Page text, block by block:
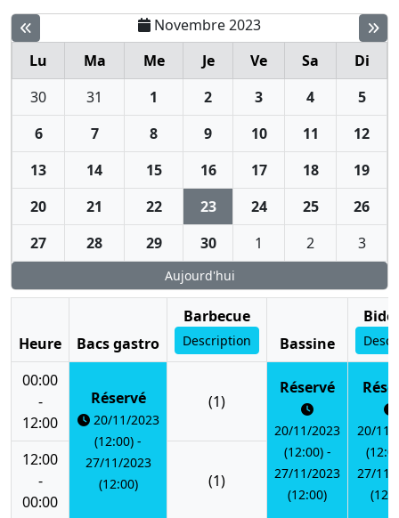
Novembre 2023
Lu
Ma Me Je Ve Sa
Di
30
31 1 2 3 4
5
6
7 8 9 10 11
12
13
14 15 16 17 18
19
20
21 22 23 24 25
26
27
28 29 30 1 2 3
Aujourd'hui
Heure Bacs gastro
Barbecue
Description Bassine
00:00
-
12:00
Réservé
20/11/2023
(12:00) -
27/11/2023
(12:00)
(1)
Réservé
20/11/2023
(12:00) -
27/11/2023
(12:00)
20/11/
27/11/
12:00
-
00:00
(1)